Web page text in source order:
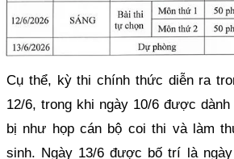
Cụ thể, kỳ thi chính thức diễn ra
12/6, trong khi ngày 10/6 được
bị như họp cán bộ coi thi và làm
sinh. Ngày 13/6 được bố trí là